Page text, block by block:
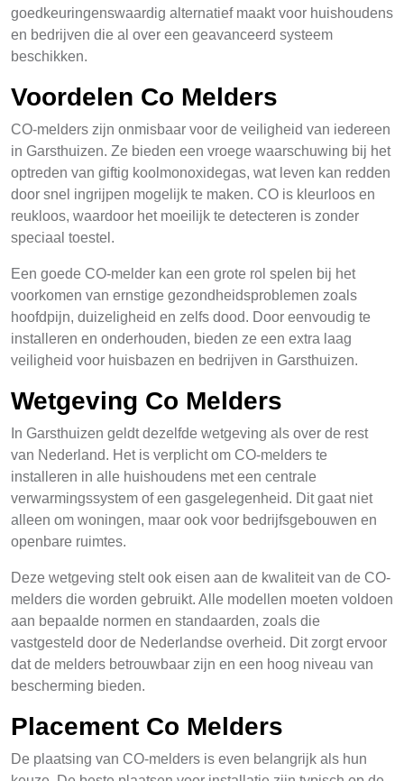
goedkeuringenswaardig alternatief maakt voor huishoudens
en bedrijven die al over een geavanceerd systeem
beschikken.
Voordelen Co Melders
CO-melders zijn onmisbaar voor de veiligheid van iedereen
in Garsthuizen. Ze bieden een vroege waarschuwing bij het
optreden van giftig koolmonoxidegas, wat leven kan redden
door snel ingrijpen mogelijk te maken. CO is kleurloos en
reukloos, waardoor het moeilijk te detecteren is zonder
speciaal toestel.
Een goede CO-melder kan een grote rol spelen bij het
voorkomen van ernstige gezondheidsproblemen zoals
hoofdpijn, duizeligheid en zelfs dood. Door eenvoudig te
installeren en onderhouden, bieden ze een extra laag
veiligheid voor huisbazen en bedrijven in Garsthuizen.
Wetgeving Co Melders
In Garsthuizen geldt dezelfde wetgeving als over de rest
van Nederland. Het is verplicht om CO-melders te
installeren in alle huishoudens met een centrale
verwarmingssystem of een gasgelegenheid. Dit gaat niet
alleen om woningen, maar ook voor bedrijfsgebouwen en
openbare ruimtes.
Deze wetgeving stelt ook eisen aan de kwaliteit van de CO-
melders die worden gebruikt. Alle modellen moeten voldoen
aan bepaalde normen en standaarden, zoals die
vastgesteld door de Nederlandse overheid. Dit zorgt ervoor
dat de melders betrouwbaar zijn en een hoog niveau van
bescherming bieden.
Placement Co Melders
De plaatsing van CO-melders is even belangrijk als hun